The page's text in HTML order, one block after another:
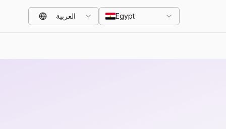
Egypt العربية